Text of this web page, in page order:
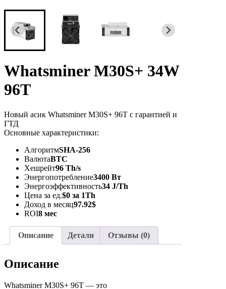
Whatsminer M30S+ 34W
96T
Новый асик Whatsminer M30S+ 96T с гарантией и
ГТД
Основные характеристики:
АлгоритмSHA-256
ВалютаBTC
Хешрейт96 Th/s
Энергопотребление3400 Вт
Энергоэффективность34 J/Th
Цена за ед.$0 за 1Th
Доход в месяц97.92$
ROI8 мес
Описание Детали Отзывы (0)
Описание
Whatsminer M30S+ 96T — это